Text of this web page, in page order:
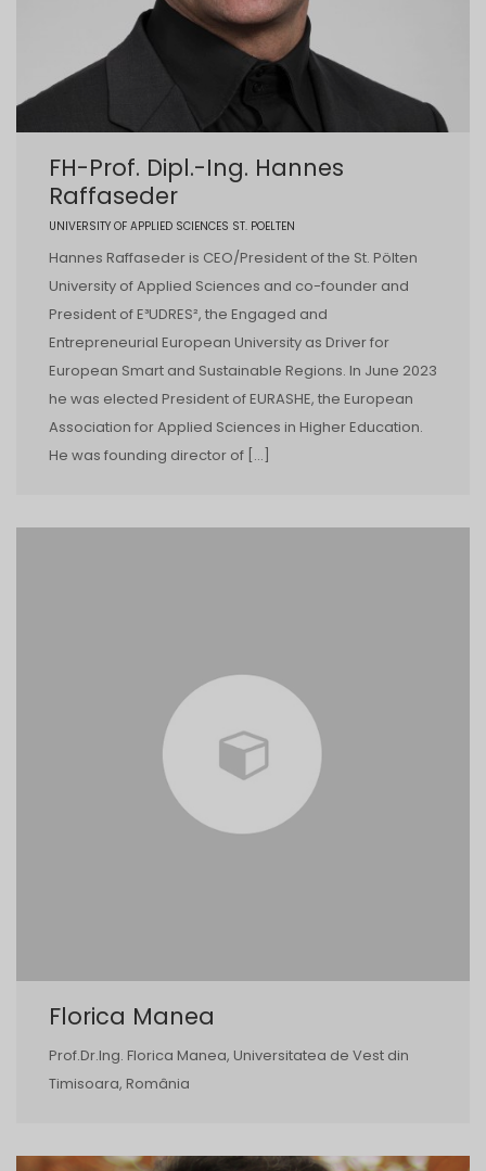
FH-Prof. Dipl.-Ing. Hannes
Raffaseder
UNIVERSITY OF APPLIED SCIENCES ST. POELTEN
Hannes Raffaseder is CEO/President of the St. Pölten
University of Applied Sciences and co-founder and
President of E³UDRES², the Engaged and
Entrepreneurial European University as Driver for
European Smart and Sustainable Regions. In June 2023
he was elected President of EURASHE, the European
Association for Applied Sciences in Higher Education.
He was founding director of […]
Florica Manea
Prof.Dr.Ing. Florica Manea, Universitatea de Vest din
Timisoara, România